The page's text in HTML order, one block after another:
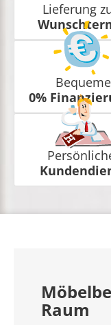
Lieferung
Bequeme
0%
Raum